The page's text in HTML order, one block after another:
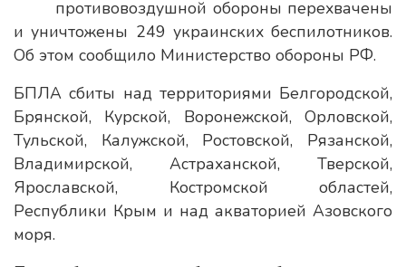
противовоздушной обороны перехвачены
и уничтожены 249 украинских беспилотников.
Об этом сообщило Министерство обороны РФ.
БПЛА сбиты над территориями Белгородской,
Брянской, Курской, Воронежской, Орловской,
Тульской, Калужской, Ростовской, Рязанской,
Владимирской, Астраханской, Тверской,
Ярославской, Костромской областей,
Республики Крым и над акваторией Азовского
моря.